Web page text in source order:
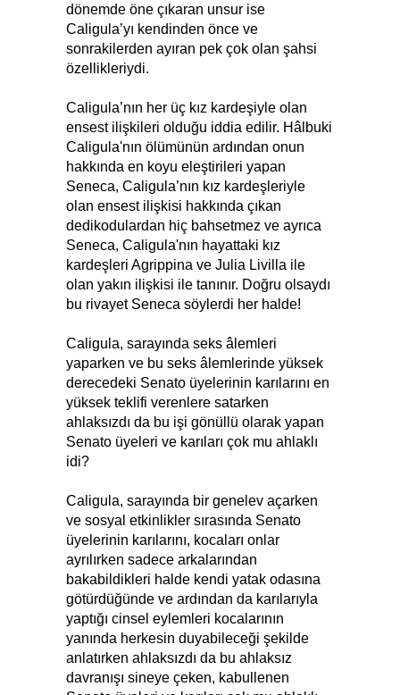
dönemde öne çıkaran unsur ise
Caligula’yı kendinden önce ve
sonrakilerden ayıran pek çok olan şahsi
özellikleriydi.
Caligula’nın her üç kız kardeşiyle olan
ensest ilişkileri olduğu iddia edilir. Hâlbuki
Caligula'nın ölümünün ardından onun
hakkında en koyu eleştirileri yapan
Seneca, Caligula’nın kız kardeşleriyle
olan ensest ilişkisi hakkında çıkan
dedikodulardan hiç bahsetmez ve ayrıca
Seneca, Caligula'nın hayattaki kız
kardeşleri Agrippina ve Julia Livilla ile
olan yakın ilişkisi ile tanınır. Doğru olsaydı
bu rivayet Seneca söylerdi her halde!
Caligula, sarayında seks âlemleri
yaparken ve bu seks âlemlerinde yüksek
derecedeki Senato üyelerinin karılarını en
yüksek teklifi verenlere satarken
ahlaksızdı da bu işi gönüllü olarak yapan
Senato üyeleri ve karıları çok mu ahlaklı
idi?
Caligula, sarayında bir genelev açarken
ve sosyal etkinlikler sırasında Senato
üyelerinin karılarını, kocaları onlar
ayrılırken sadece arkalarından
bakabildikleri halde kendi yatak odasına
götürdüğünde ve ardından da karılarıyla
yaptığı cinsel eylemleri kocalarının
yanında herkesin duyabileceği şekilde
anlatırken ahlaksızdı da bu ahlaksız
davranışı sineye çeken, kabullenen